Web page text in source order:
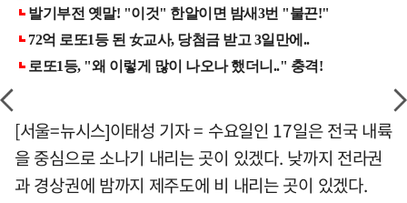
[서울=뉴시스]이태성 기자 = 수요일인 17일은 전국 내륙
을 중심으로 소나기 내리는 곳이 있겠다. 낮까지 전라권
과 경상권에 밤까지 제주도에 비 내리는 곳이 있겠다.